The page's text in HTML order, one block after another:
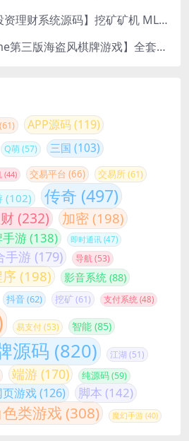
Q570【Laravel 投资理财系统源码】挖矿矿机 MLM分销 带后台
P595【N2n1Game第三版海盗风棋牌游戏】全套完整源码v8.0.0.1含android、ios、pc源码+布署文档+视频教程
(61) APP源码(119)
Q萌(57) 三国 (103)
(44) 交易平台 (66) 交易所(61)
(102) 传奇 (497)
(232) 加密 (198)
游(138) 即时通讯 (47)
手游 (179) 导航(53)
(198) 影音系统 (88)
抖音(62) 挖矿(61) 支付系统 (48)
易支付(53) 智能 (85)
源码 (820) 江湖 (51)
端游 (170) 纯源码(59)
页游戏(126) 脚本 (142)
类游戏 (308) 魔幻手游 (40)